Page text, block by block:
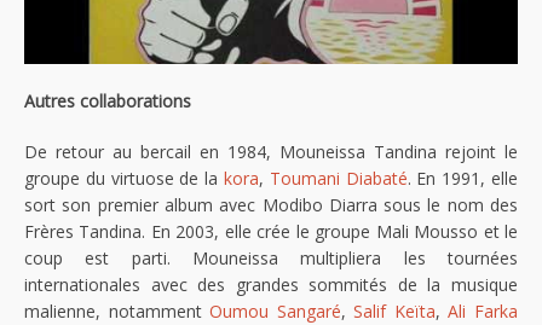
Autres collaborations
De retour au bercail en 1984, Mouneissa Tandina rejoint le
groupe du virtuose de la kora, Toumani Diabaté. En 1991, elle
sort son premier album avec Modibo Diarra sous le nom des
Frères Tandina. En 2003, elle crée le groupe Mali Mousso et le
coup est parti. Mouneissa multipliera les tournées
internationales avec des grandes sommités de la musique
malienne, notammentOumou Sangaré,Salif Keïta,Ali Farka